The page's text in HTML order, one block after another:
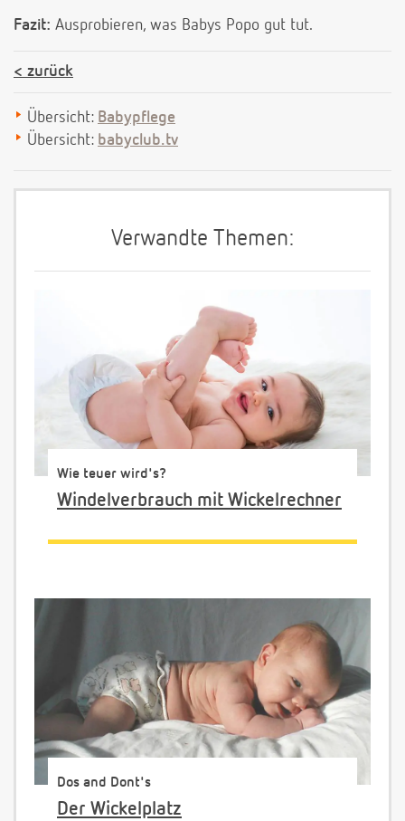
Fazit: Ausprobieren, was Babys Popo gut tut.
zurück
Übersicht: Babypflege
Übersicht: babyclub.tv
Verwandte Themen:
Wie teuer wird's?
Windelverbrauch mit Wickelrechner
Dos and Dont's
Der Wickelplatz